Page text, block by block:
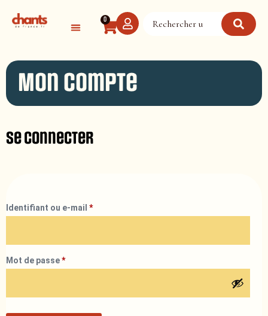
0
Mon compte
Se connecter
Identifiant ou e-mail *
Mot de passe*